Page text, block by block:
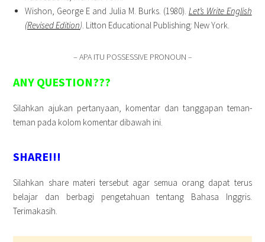
Wishon, George E and Julia M. Burks. (1980). Let’s Write English
(Revised Edition). Litton Educational Publishing: New York.
– APA ITU POSSESSIVE PRONOUN –
ANY QUESTION???
Silahkan ajukan pertanyaan, komentar dan tanggapan teman-
teman pada kolom komentar dibawah ini.
SHARE!!!
Silahkan share materi tersebut agar semua orang dapat terus
belajar dan berbagi pengetahuan tentang Bahasa Inggris.
Terimakasih.